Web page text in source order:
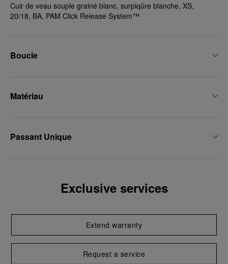
Cuir de veau souple grainé blanc, surpiqûre blanche, XS,
20/18, BA, PAM Click Release System™
Boucle
Matériau
Passant Unique
Exclusive services
Extend warranty
Request a service